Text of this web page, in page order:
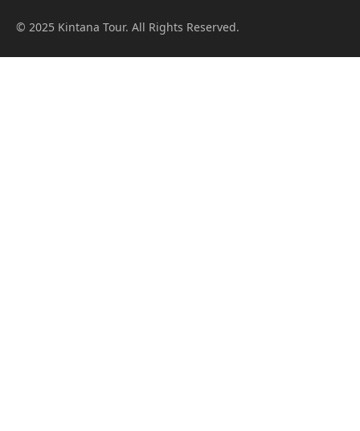
© 2025 Kintana Tour. All Rights Reserved.